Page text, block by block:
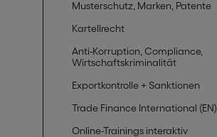
Musterschutz, Marken, Patente
Kartellrecht
Anti-Korruption, Compliance,
Wirtschaftskriminalität
Exportkontrolle + Sanktionen
Trade Finance International (EN)
Online-Trainings interaktiv